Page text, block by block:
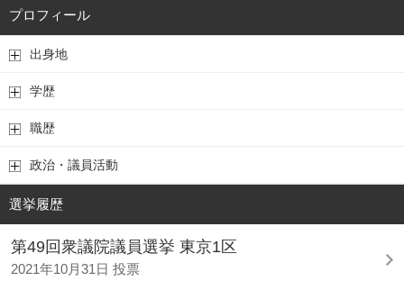
プロフィール
出身地
学歴
職歴
政治・議員活動
選挙履歴
第49回衆議院議員選挙 東京1区
2021年10月31日 投票